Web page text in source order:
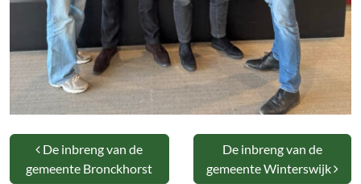
Post navigation
De inbreng van de
gemeente Bronckhorst
De inbreng van de
gemeente Winterswijk